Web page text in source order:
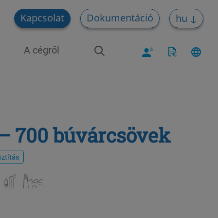
Kapcsolat Dokumentáció hu
A cégről
700 búvárcsövek